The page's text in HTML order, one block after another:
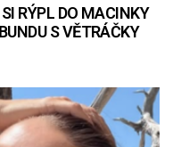
RÝPL DO MACINKY
S VĚTRÁČKY